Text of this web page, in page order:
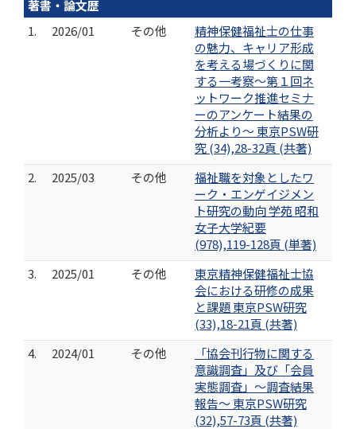
著書・論文歴
1.
2026/01 その他
精神保健福祉士の仕事
の魅力、キャリア形成
を考える場づくりに関
する一考察～第１回ネ
ットワーク推進セミナ
ーのアンケート結果の
分析より～ 東京PSW研
究 (34),28-32頁 (共著)
2.
2025/03 その他
福祉職を対象としたワ
ーク・エンゲイジメン
ト研究の動向 学苑 昭和
女子大学紀要
(978),119-128頁 (単著)
3.
2025/01 その他
東京精神保健福祉士協
会における研修の成果
と課題 東京PSW研究
(33),18-21頁 (共著)
4.
2024/01 その他
「協会刊行物に関する
意識調査」及び「会員
実態調査」～調査結果
報告～ 東京PSW研究
(32),57-73頁 (共著)